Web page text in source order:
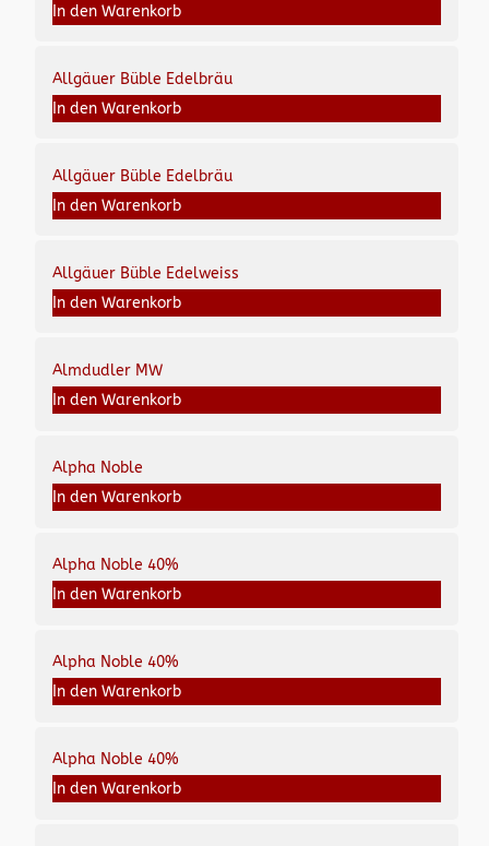
In den Warenkorb
Allgäuer Büble Edelbräu
In den Warenkorb
Allgäuer Büble Edelbräu
In den Warenkorb
Allgäuer Büble Edelweiss
In den Warenkorb
Almdudler MW
In den Warenkorb
Alpha Noble
In den Warenkorb
Alpha Noble 40%
In den Warenkorb
Alpha Noble 40%
In den Warenkorb
Alpha Noble 40%
In den Warenkorb